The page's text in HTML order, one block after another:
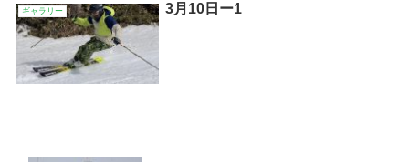
ギャラリー 3月10日ー1